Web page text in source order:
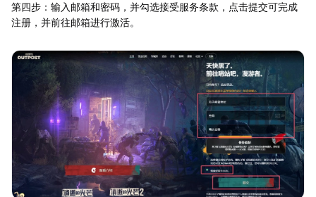
第四步：输入邮箱和密码，并勾选接受服务条款，点击提交可完成
注册，并前往邮箱进行激活。